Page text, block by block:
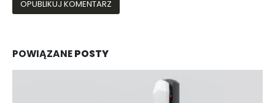
POWIĄZANEPOSTY